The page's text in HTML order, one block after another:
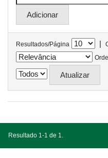
Resultados/Página |
Resultado 1-1 de 1.